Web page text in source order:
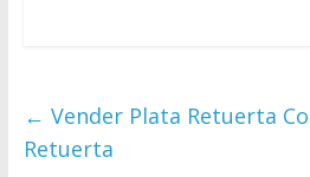
← Vender Plata Retuerta
Retuerta